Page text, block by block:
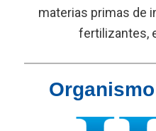
materias primas de
fertilizantes,